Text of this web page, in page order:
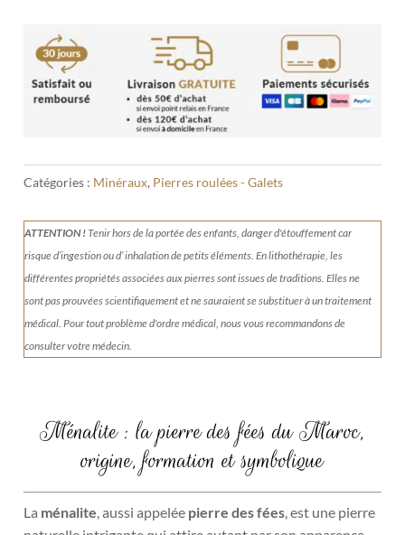
Catégories : Minéraux, Pierres roulées - Galets
ATTENTION !Tenirhors de la portée des enfants, danger d'étouffement car
risque d’ingestion ou d’ inhalation de petits éléments.En lithothérapie, les
différentes propriétés associées aux pierres sont issues de traditions. Elles ne
sont pas prouvées scientifiquement et ne sauraient se substituer à un traitement
médical. Pour tout problème d'ordre médical, nous vous recommandons de
consulter votre médecin.
Ménalite : la pierre des fées du Maroc,
origine, formation et symbolique
La ménalite, aussi appelée pierre des fées, est une pierre